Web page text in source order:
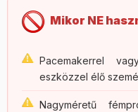
Mikor NE
Pacemakerrel
eszközzel élő
Nagyméretű